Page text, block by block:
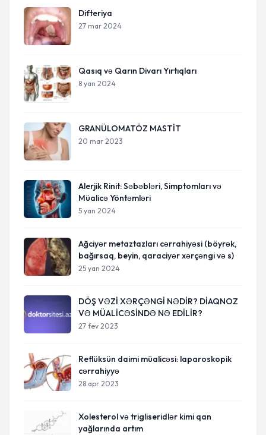
Difteriya
27 mar 2024
Qasıq və Qarın Divarı Yırtıqları
8 yan 2024
GRANÜLOMATÖZ MASTİT
20 mar 2023
Alerjik Rinit: Səbəbləri, Simptomları və
Müalicə Yöntəmləri
5 yan 2024
Ağciyər metaztazları cərrahiyəsi (böyrək,
bağırsaq, beyin, qaraciyər xərçəngi və s)
25 yan 2024
DÖŞ VƏZİ XƏRÇƏNGİ NƏDİR? DİAQNOZ
VƏ MÜALİCƏSİNDƏ NƏ EDİLİR?
27 fev 2023
Reflüksün daimi müalicəsi: laparoskopik
cərrahiyyə
28 apr 2023
Xolesterol və trigliseridlər kimi qan
yağlarında artım